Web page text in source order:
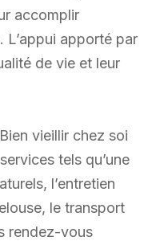
accomplir
L’appui apporté par
de vie et leur
vieillir chez soi
tels qu’une
l’entretien
le transport
rendez-vous